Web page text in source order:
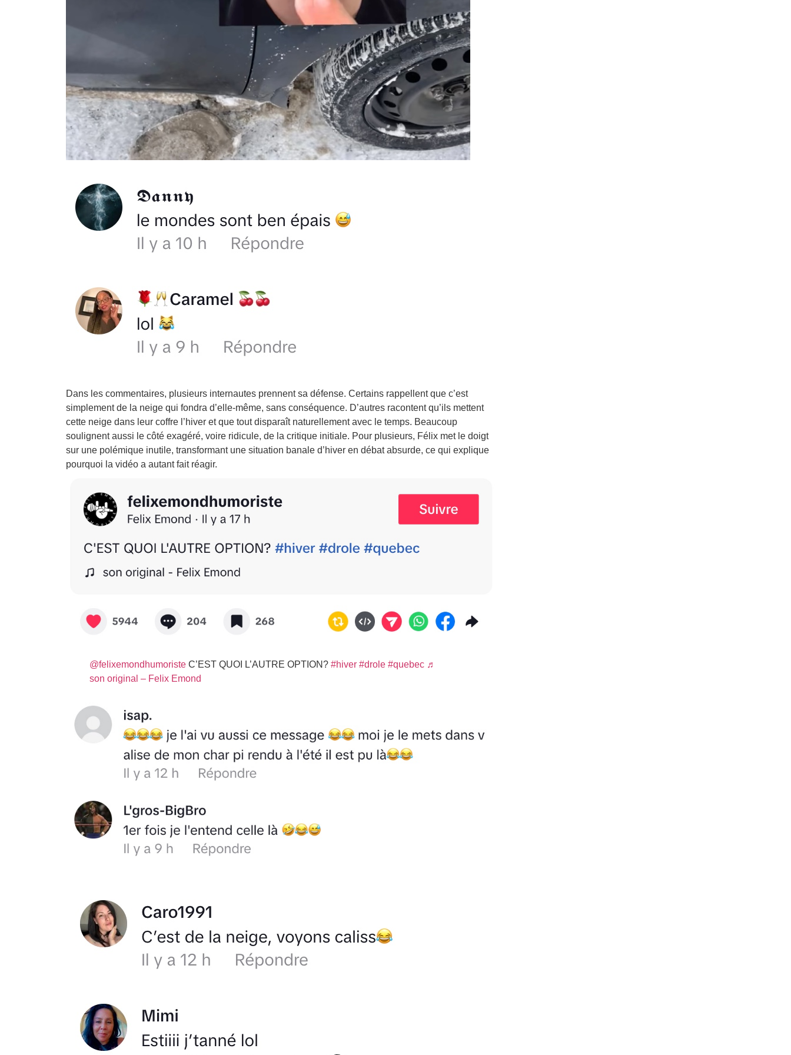
Dans les commentaires, plusieurs internautes prennent sa défense. Certains rappellent que c’est
simplement de la neige qui fondra d’elle-même, sans conséquence. D’autres racontent qu’ils mettent
cette neige dans leur coffre l’hiver et que tout disparaît naturellement avec le temps. Beaucoup
soulignent aussi le côté exagéré, voire ridicule, de la critique initiale. Pour plusieurs, Félix met le doigt
sur une polémique inutile, transformant une situation banale d’hiver en débat absurde, ce qui explique
pourquoi la vidéo a autant fait réagir.
@felixemondhumoriste C’EST QUOI L’AUTRE OPTION? #hiver #drole #quebec ♬
son original – Felix Emond